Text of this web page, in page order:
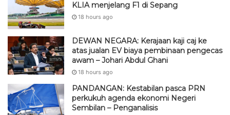
KLIA menjelang F1 di Sepang
18 hours ago
DEWAN NEGARA: Kerajaan kaji caj ke
atas jualan EV biaya pembinaan pengecas
awam – Johari Abdul Ghani
18 hours ago
PANDANGAN: Kestabilan pasca PRN
perkukuh agenda ekonomi Negeri
Sembilan – Penganalisis